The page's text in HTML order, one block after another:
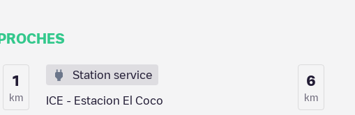
1
km
Station service
ICE - Estacion El Coco
6
km